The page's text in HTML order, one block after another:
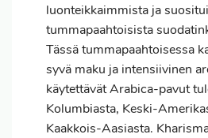
luonteikkaimmista ja
tummapaahtoisista
Tässä tummapaahtoisessa
syvä maku ja intensiivinen
käytettävät Arabica-pavut
Kolumbiasta, Keski-
Kaakkois-Aasiasta.